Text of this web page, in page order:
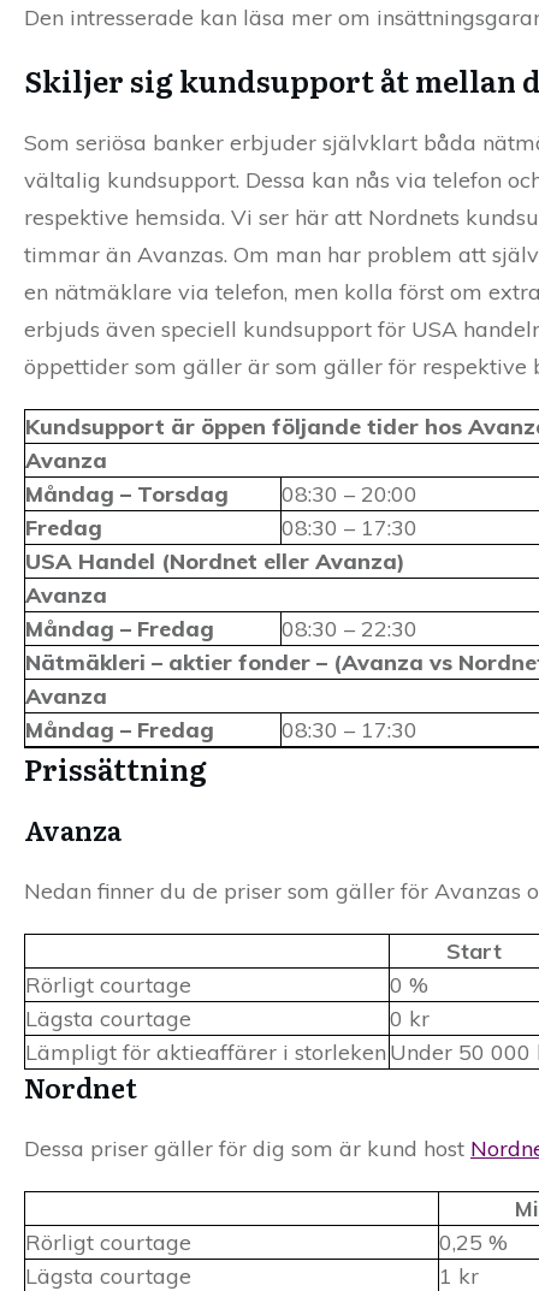
Den intresserade kan läsa mer om
Skiljer sig kundsupport åt mellan
Som seriösa banker erbjuder självklart båda
vältalig kundsupport. Dessa kan nås via telefon
respektive hemsida. Vi ser här att Nordnets
timmar än Avanzas. Om man har problem att
en nätmäklare via telefon, men kolla först om
erbjuds även speciell kundsupport för USA
öppettider som gäller är som gäller för respektive
Kundsupport är öppen följande tider hos
Avanza
Måndag – Torsdag
08:30 – 20:00
Fredag
08:30 – 17:30
USA Handel (Nordnet eller Avanza)
Avanza
Måndag – Fredag
08:30 – 22:30
Nätmäkleri – aktier fonder – (Avanza vs
Avanza
Måndag – Fredag
08:30 – 17:30
Prissättning
Avanza
Nedan finner du de priser som gäller för Avanzas
Start
Rörligt courtage
0 %
Lägsta courtage
0 kr
Lämpligt för aktieaffärer i storleken Under 50 000
Nordnet
Dessa priser gäller för dig som är kund host
Rörligt courtage
0,25 %
Lägsta courtage
1 kr